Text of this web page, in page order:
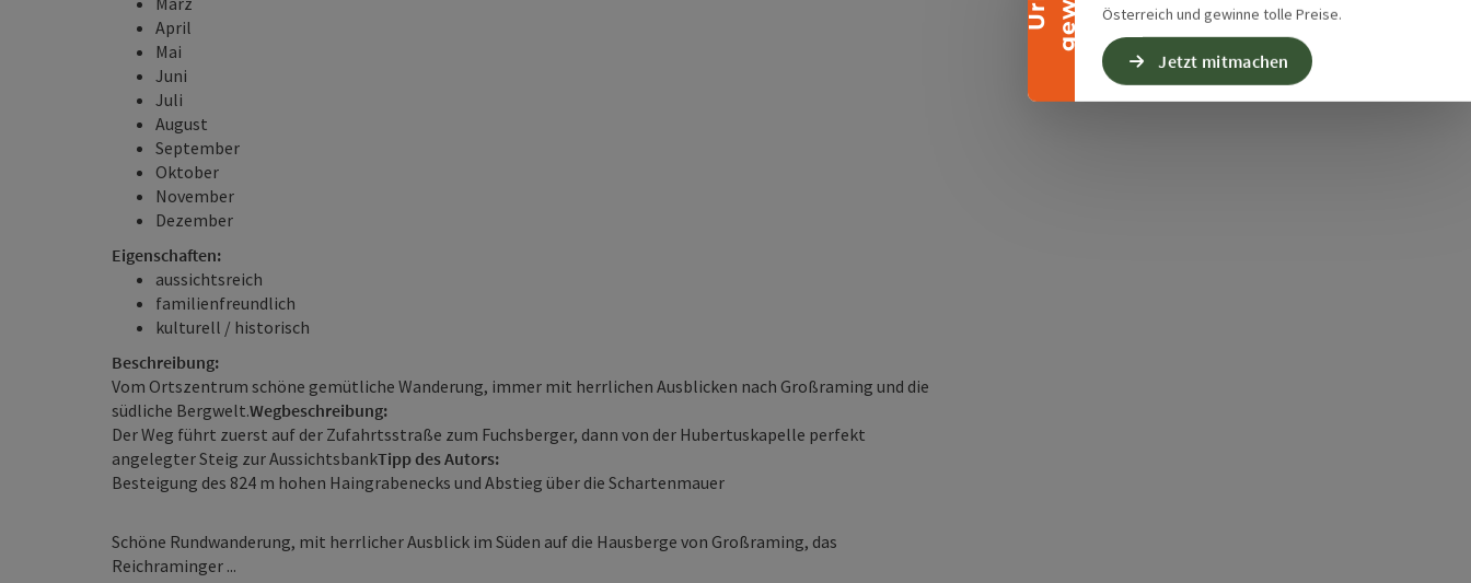
Österreich und gewinne tolle Preise.
Jetzt mitmachen
April
Mai
Juni
Juli
August
September
Oktober
November
Dezember
Eigenschaften:
aussichtsreich
familienfreundlich
kulturell / historisch
Beschreibung:
Vom Ortszentrum schöne gemütliche Wanderung, immer mit herrlichen Ausblicken nach Großraming und die
südliche Bergwelt.Wegbeschreibung:
Der Weg führt zuerst auf der Zufahrtsstraße zum Fuchsberger, dann von der Hubertuskapelle perfekt
angelegter Steig zur AussichtsbankTipp des Autors:
Besteigung des 824 m hohen Haingrabenecks und Abstieg über die Schartenmauer
Schöne Rundwanderung, mit herrlicher Ausblick im Süden auf die Hausberge von Großraming, das
Reichraminger ...